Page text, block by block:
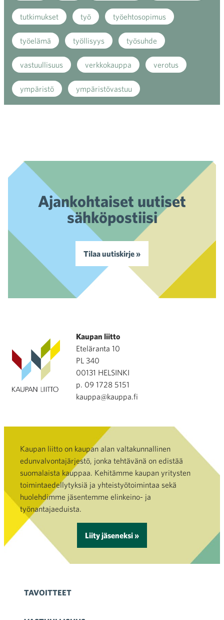
tutkimukset työ työehtosopimus
työelämä työllisyys työsuhde
vastuullisuus verkkokauppa verotus
ympäristö ympäristövastuu
Ajankohtaiset uutiset
sähköpostiisi
Tilaa uutiskirje »
Kaupan liitto
Eteläranta 10
PL 340
00131 HELSINKI
p. 09 1728 5151
kauppa@kauppa.fi
Kaupan liitto on kaupan alan valtakunnallinen
edunvalvontajärjestö, jonka tehtävänä on edistää
suomalaista kauppaa. Kehitämme kaupan yritysten
toimintaedellytyksiä ja yhteistyötoimintaa sekä
huolehdimme jäsentemme elinkeino- ja
työnantajaeduista.
Liity jäseneksi »
TAVOITTEET